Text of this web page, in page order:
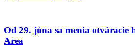
Od 29. júna sa menia otváracie
Area